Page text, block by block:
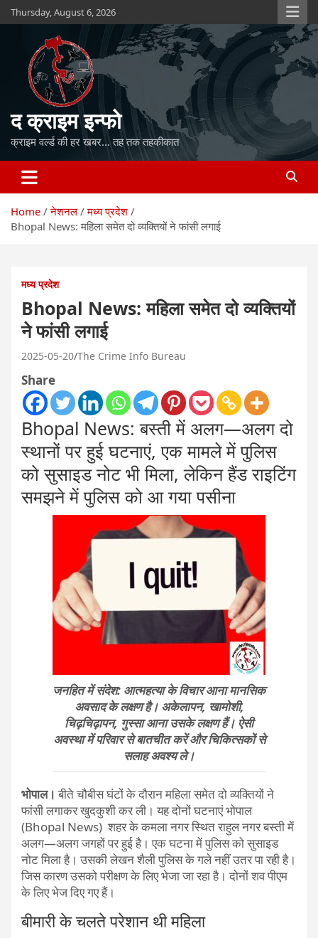
Skip
to
Thursday, August 6, 2026
द क्राइम इन्फो
क्राइम वर्ल्ड की हर खबर… तह तक तहकीकात
Home नेशनल
मध्य प्रदेश
Bhopal News: महिला समेत दो व्यक्तियों ने फांसी लगाई
मध्य प्रदेश
Bhopal News: महिला समेत दो व्यक्तियों
ने फांसी लगाई
2025-05-20 The Crime Info Bureau
Share
Bhopal News: बस्ती में अलग—अलग दो
स्थानों पर हुई घटनाएं, एक मामले में पुलिस
को सुसाइड नोट भी मिला, लेकिन हैंड राइटिंग
समझने में पुलिस को आ गया पसीना
जनहित में संदेश: आत्महत्या के विचार आना मानसिक
अवसाद के लक्षण है। अकेलापन, खामोशी,
चिढ़चिढ़ापन, गुस्सा आना उसके लक्षण हैं। ऐसी
अवस्था में परिवार से बातचीत करें और चिकित्सकों से
सलाह अवश्य ले।
भोपाल। बीते चौबीस घंटों के दौरान महिला समेत दो व्यक्तियों ने
फांसी लगाकर खुदकुशी कर ली। यह दोनों घटनाएं भोपाल
(Bhopal News) शहर के कमला नगर स्थित राहुल नगर बस्ती में
अलग—अलग जगहों पर हुई है। एक घटना में पुलिस को सुसाइड
नोट मिला है। उसकी लेखन शैली पुलिस के गले नहीं उतर पा रही है।
जिस कारण उसको परीक्षण के लिए भे​जा जा रहा है। दोनों शव पीएम
के लिए भेज दिए गए हैं।
बीमारी के चलते परेशान थी महिला